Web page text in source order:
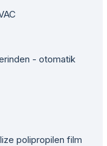
- otomatik
polipropilen film